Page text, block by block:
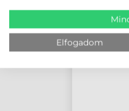
Elfogadom